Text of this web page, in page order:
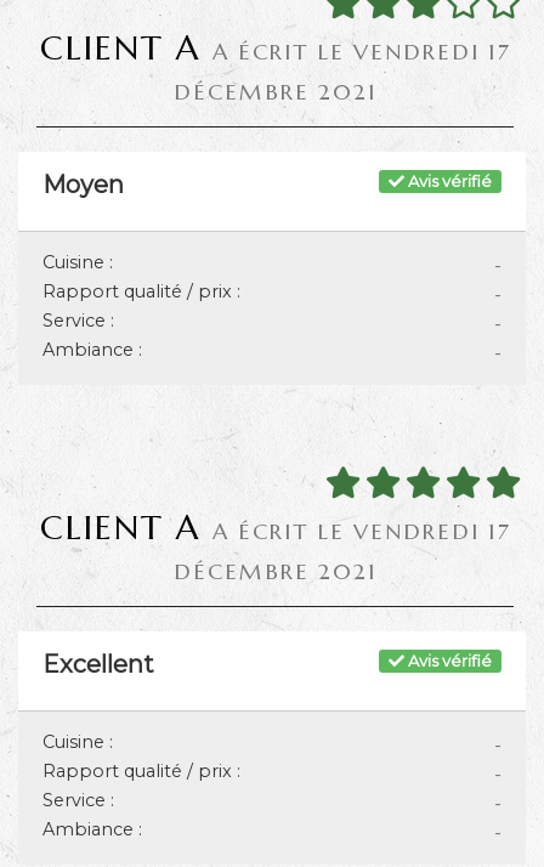
CLIENT A A ÉCRIT LE VENDREDI 17
DÉCEMBRE 2021
Avis vérifié
Moyen
-
Cuisine :
-
Rapport qualité / prix :
-
Service :
-
Ambiance :
CLIENT A A ÉCRIT LE VENDREDI 17
DÉCEMBRE 2021
Avis vérifié
Excellent
-
Cuisine :
-
Rapport qualité / prix :
-
Service :
-
Ambiance :